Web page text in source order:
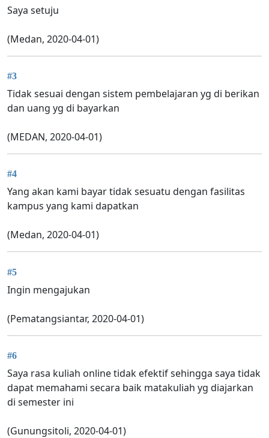
Saya setuju
(Medan, 2020-04-01)
#3
Tidak sesuai dengan sistem pembelajaran yg di berikan
dan uang yg di bayarkan
(MEDAN, 2020-04-01)
#4
Yang akan kami bayar tidak sesuatu dengan fasilitas
kampus yang kami dapatkan
(Medan, 2020-04-01)
#5
Ingin mengajukan
(Pematangsiantar, 2020-04-01)
#6
Saya rasa kuliah online tidak efektif sehingga saya tidak
dapat memahami secara baik matakuliah yg diajarkan
di semester ini
(Gunungsitoli, 2020-04-01)